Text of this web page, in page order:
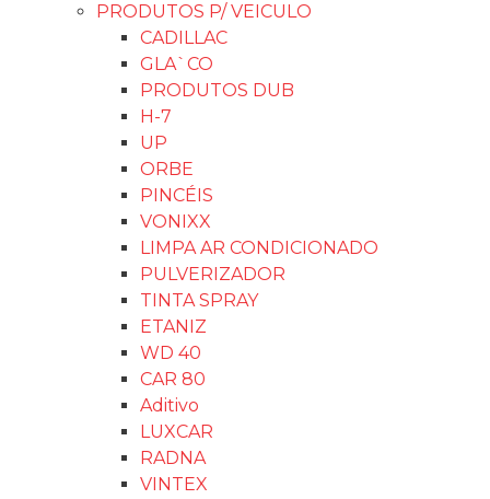
PRODUTOS P/ VEICULO
CADILLAC
GLA`CO
PRODUTOS DUB
H-7
UP
ORBE
PINCÉIS
VONIXX
LIMPA AR CONDICIONADO
PULVERIZADOR
TINTA SPRAY
ETANIZ
WD 40
CAR 80
Aditivo
LUXCAR
RADNA
VINTEX